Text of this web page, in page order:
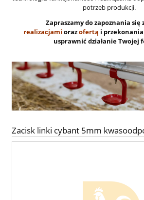
potrzeb produkcji.
Zapraszamy do zapoznania się
realizacjami orazofertą i
usprawnić działanie Twojej
Zacisk linki cybant 5mm